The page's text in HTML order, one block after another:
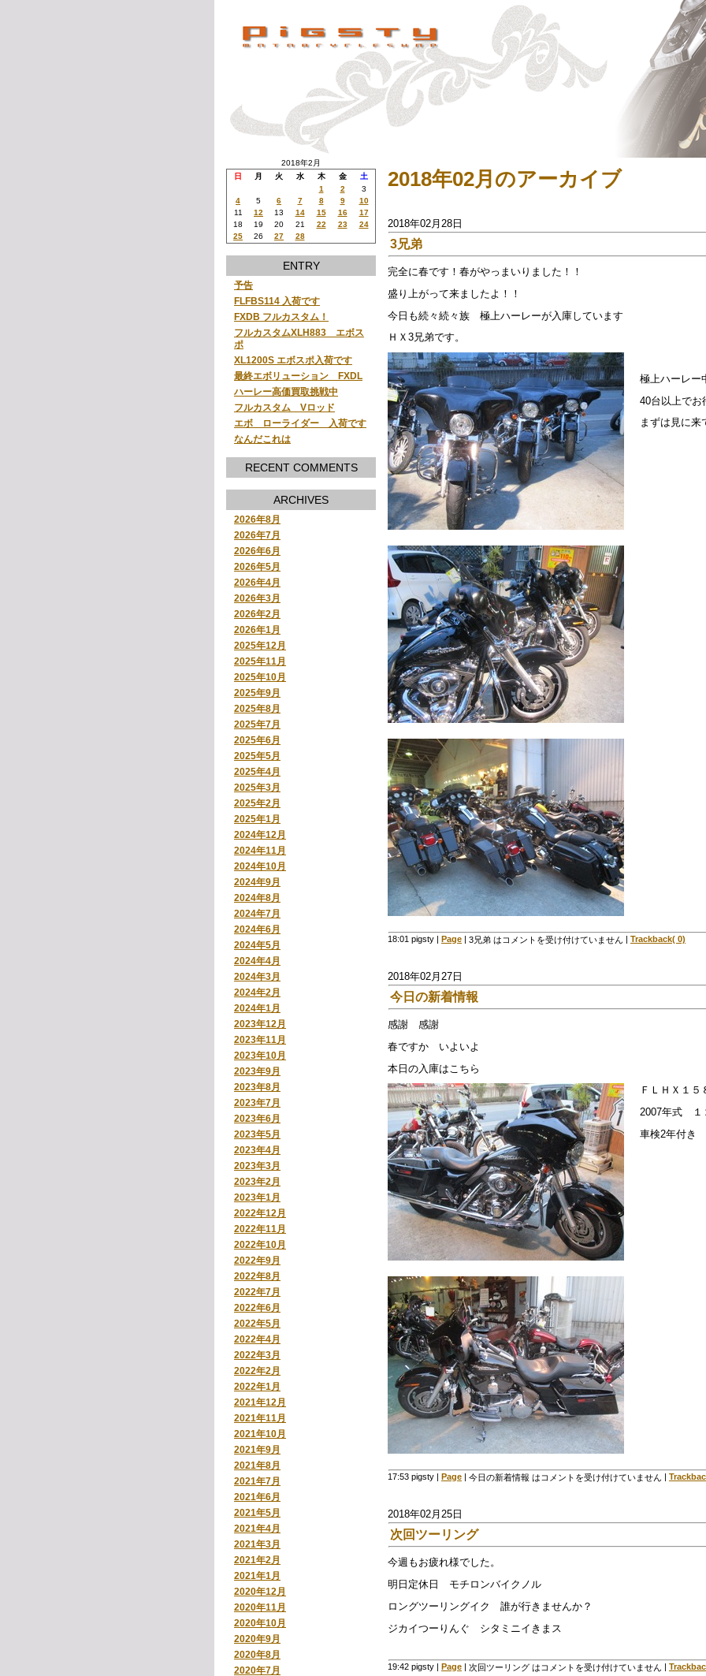
2018年2月
日
月 火 水 木 金
土
1
2
3
4
5 6 7 8 9
10
11
12 13 14 15 16
17
18
19 20 21 22 23
24
25
26 27 28
ENTRY
予告
FLFBS114 入荷です
FXDB フルカスタム！
フルカスタムXLH883 エボス
ポ
XL1200S エボスポ入荷です
最終エボリューション FXDL
ハーレー高価買取挑戦中
フルカスタム Vロッド
エボ ローライダー 入荷です
なんだこれは
RECENT COMMENTS
ARCHIVES
2026年8月
2026年7月
2026年6月
2026年5月
2026年4月
2026年3月
2026年2月
2026年1月
2025年12月
2025年11月
2025年10月
2025年9月
2025年8月
2025年7月
2025年6月
2025年5月
2025年4月
2025年3月
2025年2月
2025年1月
2024年12月
2024年11月
2024年10月
2024年9月
2024年8月
2024年7月
2024年6月
2024年5月
2024年4月
2024年3月
2024年2月
2024年1月
2023年12月
2023年11月
2023年10月
2023年9月
2023年8月
2023年7月
2023年6月
2023年5月
2023年4月
2023年3月
2023年2月
2023年1月
2022年12月
2022年11月
2022年10月
2022年9月
2022年8月
2022年7月
2022年6月
2022年5月
2022年4月
2022年3月
2022年2月
2022年1月
2021年12月
2021年11月
2021年10月
2021年9月
2021年8月
2021年7月
2021年6月
2021年5月
2021年4月
2021年3月
2021年2月
2021年1月
2020年12月
2020年11月
2020年10月
2020年9月
2020年8月
2020年7月
2018年02月のアーカイブ
2018年02月28日
3兄弟
完全に春です！春がやっまいりました！！
盛り上がって来ましたよ！！
今日も続々続々族 極上ハーレーが入庫しています
ＨＸ3兄弟です。
極上ハーレー
40台以上でお
まずは見に来
18:01 pigsty | Page | 3兄弟 は コメントを受け付けていません | Trackback( 0)
2018年02月27日
今日の新着情報
感謝 感謝
春ですか いよいよ
本日の入庫はこちら
ＦＬＨＸ１５
2007年式 １
車検2年付き
17:53 pigsty Page 今日の新着情報 は コメントを受け付けていません
2018年02月25日
次回ツーリング
今週もお疲れ様でした。
明日定休日 モチロンバイクノル
ロングツーリングイク 誰が行きませんか？
ジカイつーりんぐ シタミニイきまス
19:42 pigsty | Page | 次回ツーリング は コメントを受け付けていません |